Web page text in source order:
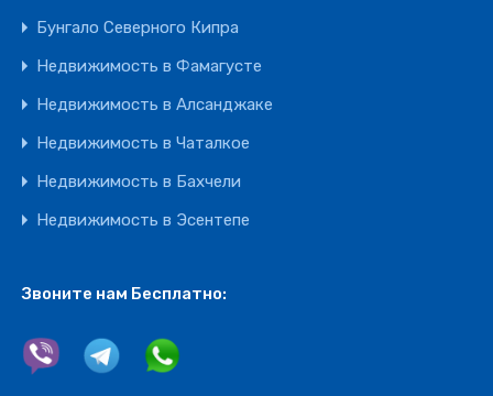
Бунгало Северного Кипра
Недвижимость в Фамагусте
Недвижимость в Алсанджаке
Недвижимость в Чаталкое
Недвижимость в Бахчели
Недвижимость в Эсентепе
Звоните нам Бесплатно: